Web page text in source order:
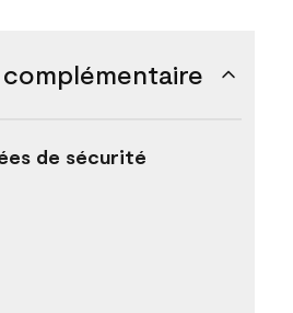
de sécurité